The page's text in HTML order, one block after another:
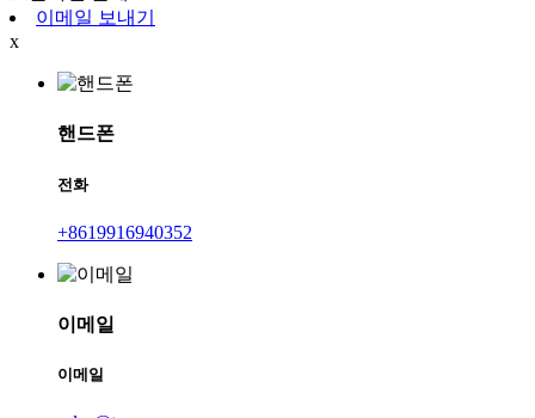
이메일 보내기
x
핸드폰
전화
+8619916940352
이메일
이메일